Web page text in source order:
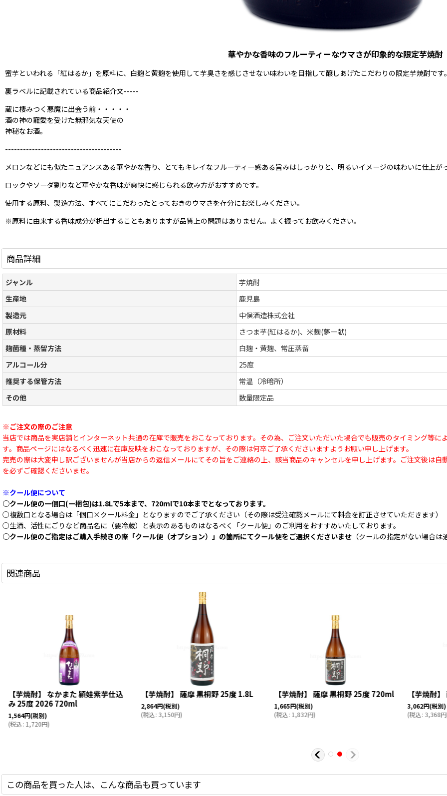
華やかな香味のフルーティーなウマさが印象的な限定芋焼酎
蜜芋といわれる「紅はるか」を原料に、白麹と黄麹を使用して芋臭さを感じさせない味わいを目指して醸しあげたこだわりの限定芋焼酎です。
裏ラベルに記載されている商品紹介文-----
蔵に棲みつく悪魔に出会う前・・・・・
酒の神の寵愛を受けた無邪気な天使の
神秘なお酒。
---------------------------------------
メロンなどにも似たニュアンスある華やかな香り、とてもキレイなフルーティー感ある旨みはしっかりと、明るいイメージの味わいに仕上がっ
ロックやソーダ割りなど華やかな香味が爽快に感じられる飲み方がおすすめです。
使用する原料、製造方法、すべてにこだわったとっておきのウマさを存分にお楽しみください。
※原料に由来する香味成分が析出することもありますが品質上の問題はありません。よく振ってお飲みください。
商品詳細
ジャンル
芋焼酎
生産地
鹿児島
製造元
中俣酒造株式会社
原材料
さつま芋(紅はるか)、米麹(夢一献)
麹菌種・蒸留方法
白麹・黄麹、常圧蒸留
アルコール分
25度
推奨する保管方法
常温（冷暗所）
その他
数量限定品
※ご注文の際のご注意
当店では商品を実店舗とインターネット共通の在庫で販売をおこなっております。その為、ご注文いただいた場合でも販売のタイミング等
す。商品ページにはなるべく迅速に在庫反映をおこなっておりますが、その際は何卒ご了承くださいますようお願い申し上げます。
完売の際は大変申し訳ございませんが当店からの返信メールにてその旨をご連絡の上、該当商品のキャンセルを申し上げます。ご注文後は
を必ずご確認くださいませ。
※クール便について
○クール便の一個口(一梱包)は1.8Lで5本まで、720mlで10本までとなっております。
○複数口となる場合は「個口×クール料金」となりますのでご了承ください（その際は受注確認メールにて料金を訂正させていただきます）
○生酒、活性にごりなど商品名に（要冷蔵）と表示のあるものはなるべく「クール便」のご利用をおすすめいたしております。
○クール便のご指定はご購入手続きの際「クール便（オプション）」の箇所にてクール便をご選択くださいませ （クールの指定がない場合
関連商品
【芋焼酎】 なかまた 頴娃紫芋仕込
み 25度 2026 720ml
1,564円(税別)
(税込: 1,720円)
【芋焼酎】 薩摩 黒桐野 25度 1.8L
2,864円(税別)
(税込: 3,150円)
【芋焼酎】 薩摩 黒桐野 25度 720ml
1,665円(税別)
(税込: 1,832円)
【芋焼酎
3,062円(税別)
(税込: 3,368円
この商品を買った人は、こんな商品も買っています